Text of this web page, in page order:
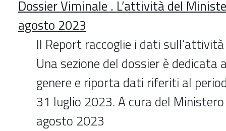
Dossier Viminale . L’attività del
agosto 2023
Il Report raccoglie i dati
Una sezione del dossier è dedicata
genere e riporta dati riferiti al
31 luglio 2023. A cura del
agosto 2023